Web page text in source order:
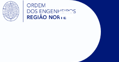
SIGOE